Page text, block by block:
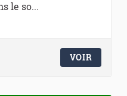
le so...
VOIR